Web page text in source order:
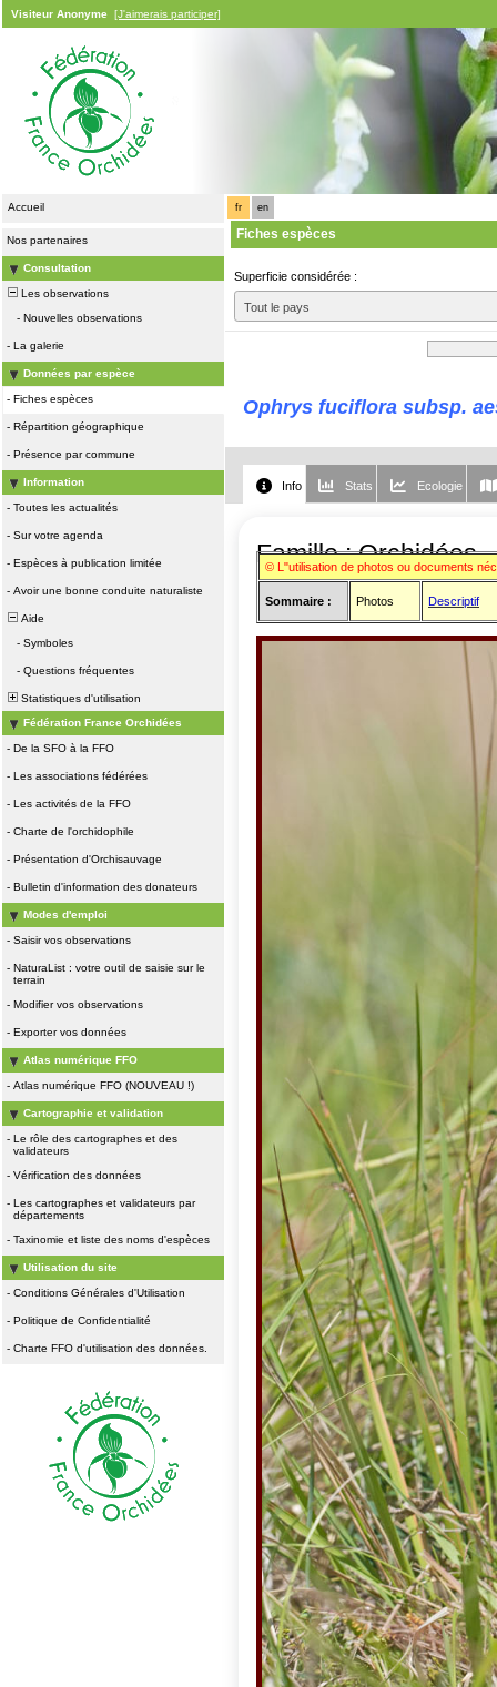
Visiteur Anonyme [J'aimerais participer]
Accueil
Nos partenaires
Consultation
Les observations
- Nouvelles observations
- La galerie
Données par espèce
- Fiches espèces
- Répartition géographique
- Présence par commune
Information
- Toutes les actualités
- Sur votre agenda
- Espèces à publication limitée
- Avoir une bonne conduite naturaliste
Aide
- Symboles
- Questions fréquentes
Statistiques d'utilisation
Fédération France Orchidées
- De la SFO à la FFO
- Les associations fédérées
- Les activités de la FFO
- Charte de l'orchidophile
- Présentation d'Orchisauvage
- Bulletin d'information des donateurs
Modes d'emploi
- Saisir vos observations
- NaturaList : votre outil de saisie sur le
terrain
- Modifier vos observations
- Exporter vos données
Atlas numérique FFO
- Atlas numérique FFO (NOUVEAU !)
Cartographie et validation
- Le rôle des cartographes et des
validateurs
- Vérification des données
- Les cartographes et validateurs par
départements
- Taxinomie et liste des noms d'espèces
Utilisation du site
- Conditions Générales d'Utilisation
- Politique de Confidentialité
- Charte FFO d'utilisation des données.
fr en
Fiches espèces
Superficie considérée :
Tout le pays
Ophrys fuciflora subsp.
Info Stats Ecologie
Famille : Orchidées
© L"utilisation de photos ou documents
Sommaire : Photos Descriptif